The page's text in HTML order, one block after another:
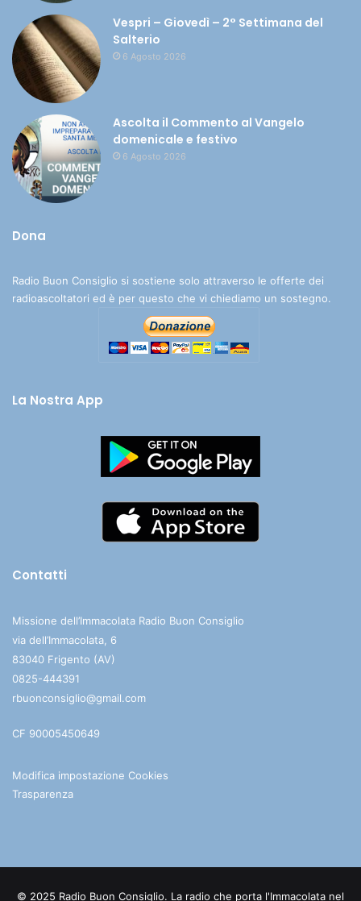
Vespri – Giovedì – 2° Settimana del
Salterio
6 Agosto 2026
Ascolta il Commento al Vangelo
domenicale e festivo
6 Agosto 2026
Dona
Radio Buon Consiglio si sostiene solo attraverso le offerte dei
radioascoltatori ed è per questo che vi chiediamo un sostegno.
La Nostra App
Contatti
Missione dell’Immacolata Radio Buon Consiglio
via dell’Immacolata, 6
83040 Frigento (AV)
0825-444391
rbuonconsiglio@gmail.com
CF 90005450649
Modifica impostazione Cookies
Trasparenza
© 2025 Radio Buon Consiglio. La radio che porta l'Immacolata nel